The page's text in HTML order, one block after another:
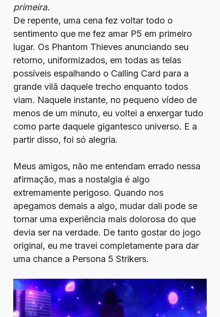
primeira.
De repente, uma cena fez voltar todo o
sentimento que me fez amar P5 em primeiro
lugar. Os Phantom Thieves anunciando seu
retorno, uniformizados, em todas as telas
possíveis espalhando o Calling Card para a
grande vilã daquele trecho enquanto todos
viam. Naquele instante, no pequeno vídeo de
menos de um minuto, eu voltei a enxergar tudo
como parte daquele gigantesco universo. E a
partir disso, foi só alegria.
Meus amigos, não me entendam errado nessa
afirmação, mas a nostalgia é algo
extremamente perigoso. Quando nos
apegamos demais a algo, mudar dali pode se
tornar uma experiência mais dolorosa do que
devia ser na verdade. De tanto gostar do jogo
original, eu me travei completamente para dar
uma chance a Persona 5 Strikers.